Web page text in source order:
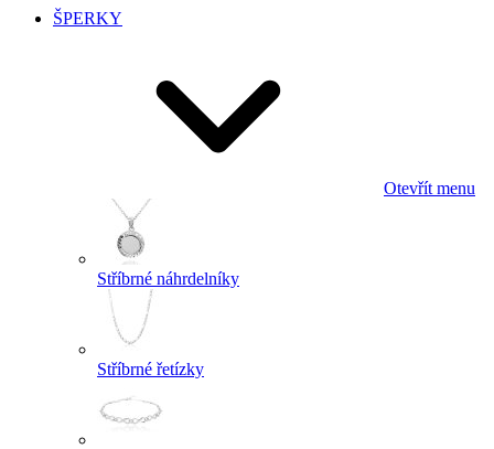
ŠPERKY
Otevřít menu
Stříbrné náhrdelníky
Stříbrné řetízky